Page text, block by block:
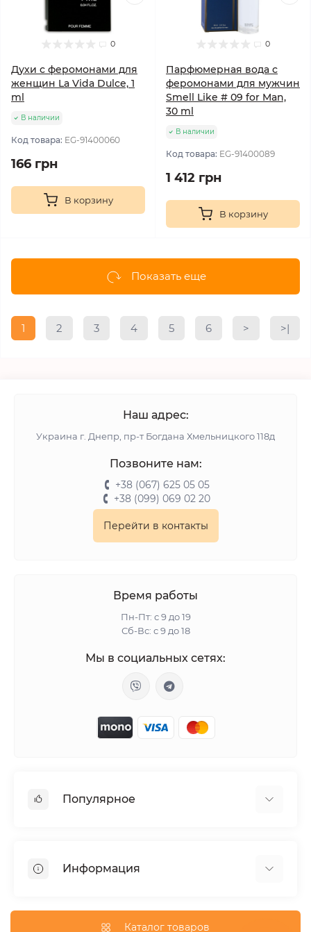
0
Духи с феромонами для
женщин La Vida Dulce, 1
ml
В наличии
Код товара: EG-91400060
166 грн
В корзину
0
Парфюмерная вода с
феромонами для мужчин
Smell Like # 09 for Man,
30 ml
В наличии
Код товара: EG-91400089
1 412 грн
В корзину
Показать еще
1 2 3 4 5 6 > >|
Наш адрес:
Украина г. Днепр, пр-т Богдана Хмельницкого 118д
Позвоните нам:
+38 (067) 625 05 05
+38 (099) 069 02 20
Перейти в контакты
Время работы
Пн-Пт: с 9 до 19
Сб-Вс: с 9 до 18
Мы в социальных сетях:
Популярное
Вакуумные вибраторы
Лубрикант на водной основе
Информация
Публичная оферта Каталог товаров